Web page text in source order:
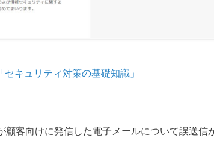
キュリティ対策の基礎知識」
客向けに発信した電子メールについて誤送信